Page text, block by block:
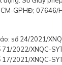
GPHĐ; 07646/
số 24/2021/
2022/XNQC-
2021/XNQC-